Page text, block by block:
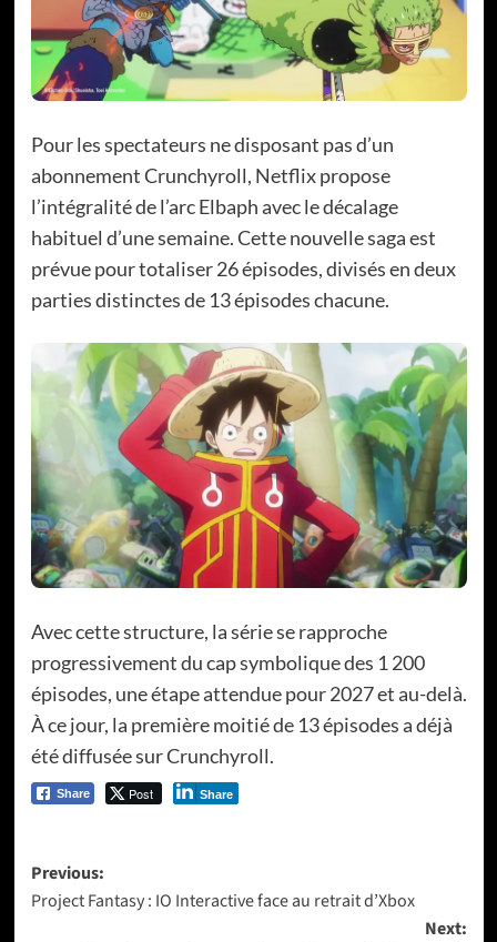
Pour les spectateurs ne disposant pas d’un
abonnement Crunchyroll, Netflix propose
l’intégralité de l’arc Elbaph avec le décalage
habituel d’une semaine. Cette nouvelle saga est
prévue pour totaliser 26 épisodes, divisés en deux
parties distinctes de 13 épisodes chacune.
Avec cette structure, la série se rapproche
progressivement du cap symbolique des 1 200
épisodes, une étape attendue pour 2027 et au-delà.
À ce jour, la première moitié de 13 épisodes a déjà
été diffusée sur Crunchyroll.
Share Post Share
Post
navigation
Previous:
Project Fantasy : IO Interactive face au retrait d’Xbox
Next: